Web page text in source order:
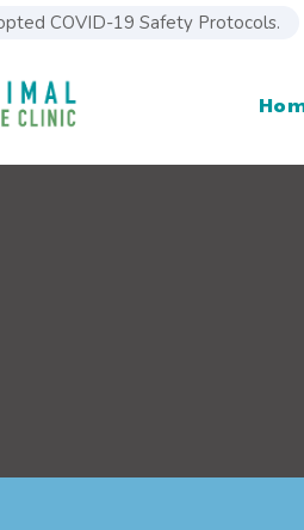
COVID-19 Safety Protocols.